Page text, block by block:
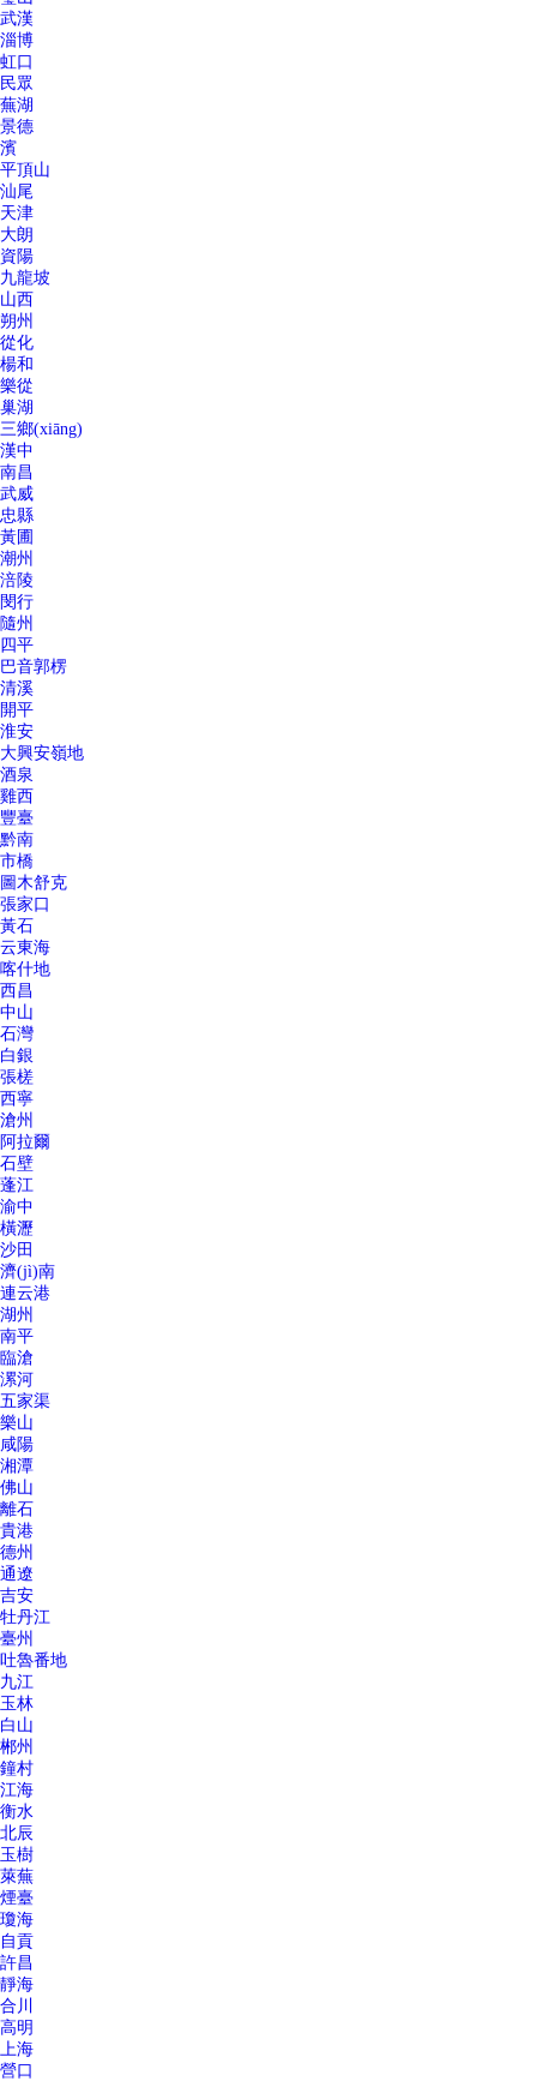
武漢
淄博
虹口
民眾
蕪湖
景德
濱
平頂山
汕尾
天津
大朗
資陽
九龍坡
山西
朔州
從化
楊和
樂從
巢湖
三鄉(xiāng)
漢中
南昌
武威
忠縣
黃圃
潮州
涪陵
閔行
隨州
四平
巴音郭楞
清溪
開平
淮安
大興安嶺地
酒泉
雞西
豐臺
黔南
市橋
圖木舒克
張家口
黃石
云東海
喀什地
西昌
中山
石灣
白銀
張槎
西寧
滄州
阿拉爾
石壁
蓬江
渝中
橫瀝
沙田
濟(jì)南
連云港
湖州
南平
臨滄
漯河
五家渠
樂山
咸陽
湘潭
佛山
離石
貴港
德州
通遼
吉安
牡丹江
臺州
吐魯番地
九江
玉林
白山
郴州
鐘村
江海
衡水
北辰
玉樹
萊蕪
煙臺
瓊海
自貢
許昌
靜海
合川
高明
上海
營口